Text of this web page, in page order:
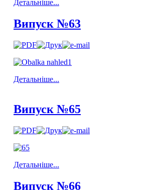
Детальніше...
Випуск №63
Детальніше...
Випуск №65
Детальніше...
Випуск №66